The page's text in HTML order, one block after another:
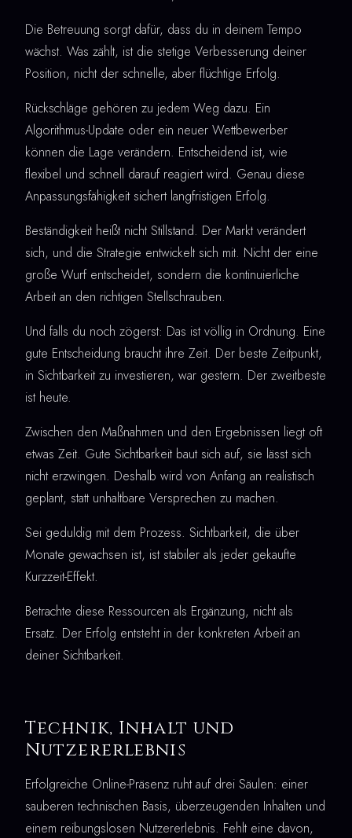
Die Betreuung sorgt dafür, dass du in deinem Tempo
wächst. Was zählt, ist die stetige Verbesserung deiner
Position, nicht der schnelle, aber flüchtige Erfolg.
Rückschläge gehören zu jedem Weg dazu. Ein
Algorithmus-Update oder ein neuer Wettbewerber
können die Lage verändern. Entscheidend ist, wie
flexibel und schnell darauf reagiert wird. Genau diese
Anpassungsfähigkeit sichert langfristigen Erfolg.
Beständigkeit heißt nicht Stillstand. Der Markt verändert
sich, und die Strategie entwickelt sich mit. Nicht der eine
große Wurf entscheidet, sondern die kontinuierliche
Arbeit an den richtigen Stellschrauben.
Und falls du noch zögerst: Das ist völlig in Ordnung. Eine
gute Entscheidung braucht ihre Zeit. Der beste Zeitpunkt,
in Sichtbarkeit zu investieren, war gestern. Der zweitbeste
ist heute.
Zwischen den Maßnahmen und den Ergebnissen liegt oft
etwas Zeit. Gute Sichtbarkeit baut sich auf, sie lässt sich
nicht erzwingen. Deshalb wird von Anfang an realistisch
geplant, statt unhaltbare Versprechen zu machen.
Sei geduldig mit dem Prozess. Sichtbarkeit, die über
Monate gewachsen ist, ist stabiler als jeder gekaufte
Kurzzeit-Effekt.
Betrachte diese Ressourcen als Ergänzung, nicht als
Ersatz. Der Erfolg entsteht in der konkreten Arbeit an
deiner Sichtbarkeit.
Technik, Inhalt und
Nutzererlebnis
Erfolgreiche Online-Präsenz ruht auf drei Säulen: einer
sauberen technischen Basis, überzeugenden Inhalten und
einem reibungslosen Nutzererlebnis. Fehlt eine davon,